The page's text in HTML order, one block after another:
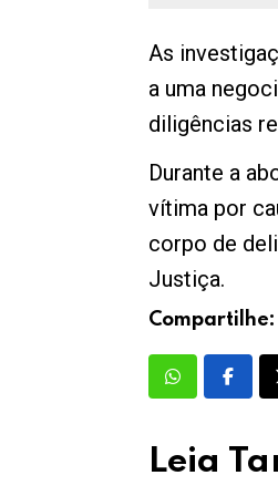
As
a uma
diligências
Durante a
vítima por
corpo de
Justiça.
Compartilhe:
Leia